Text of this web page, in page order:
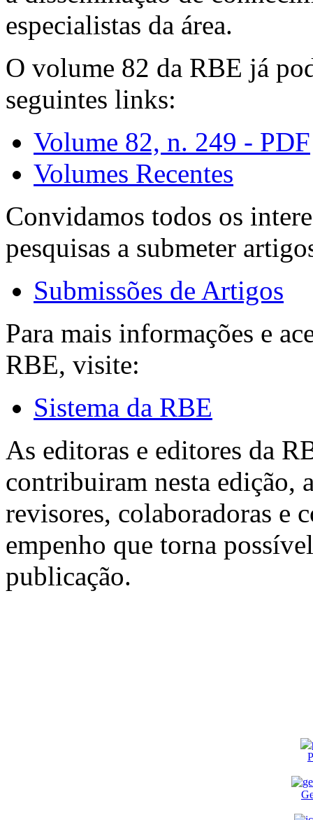
especialistas da área.
O volume 82 da RBE já
seguintes links:
Volume 82, n. 249 - PDF
Volumes Recentes
Convidamos todos os
pesquisas a submeter
Submissões de Artigos
Para mais informações e
RBE, visite:
Sistema da RBE
As editoras e editores da
contribuiram nesta edição,
revisores, colaboradoras e
empenho que torna
publicação.